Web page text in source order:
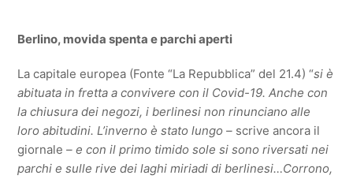
Berlino, movida spenta e parchi aperti
La capitale europea (Fonte “La Repubblica” del 21.4) “si è
abituata in fretta a convivere con il Covid-19. Anche con
la chiusura dei negozi, i berlinesi non rinunciano alle
loro abitudini. L’inverno è stato lungo – scrive ancora il
giornale – e con il primo timido sole si sono riversati nei
parchi e sulle rive dei laghi miriadi di berlinesi…Corrono,